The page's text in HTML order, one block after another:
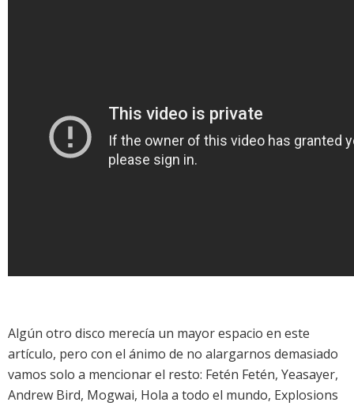
Algún otro disco merecía un mayor espacio en este
artículo, pero con el ánimo de no alargarnos demasiado
vamos solo a mencionar el resto: Fetén Fetén, Yeasayer,
Andrew Bird, Mogwai, Hola a todo el mundo, Explosions